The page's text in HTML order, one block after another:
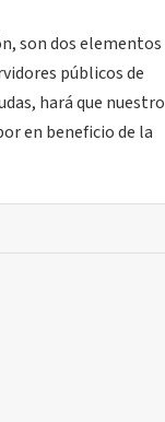
son dos elementos
públicos de
hará que nuestro
en beneficio de la